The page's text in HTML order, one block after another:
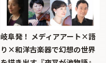
岐阜発！ メディアアート×語
り×和洋古楽器で幻想の世界